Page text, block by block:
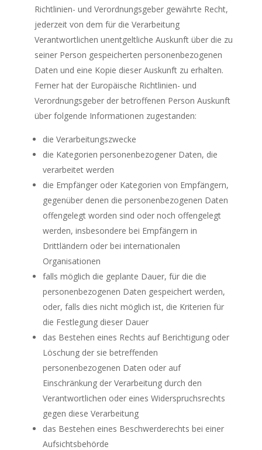
Richtlinien- und Verordnungsgeber gewährte Recht,
jederzeit von dem für die Verarbeitung
Verantwortlichen unentgeltliche Auskunft über die zu
seiner Person gespeicherten personenbezogenen
Daten und eine Kopie dieser Auskunft zu erhalten.
Ferner hat der Europäische Richtlinien- und
Verordnungsgeber der betroffenen Person Auskunft
über folgende Informationen zugestanden:
die Verarbeitungszwecke
die Kategorien personenbezogener Daten, die
verarbeitet werden
die Empfänger oder Kategorien von Empfängern,
gegenüber denen die personenbezogenen Daten
offengelegt worden sind oder noch offengelegt
werden, insbesondere bei Empfängern in
Drittländern oder bei internationalen
Organisationen
falls möglich die geplante Dauer, für die die
personenbezogenen Daten gespeichert werden,
oder, falls dies nicht möglich ist, die Kriterien für
die Festlegung dieser Dauer
das Bestehen eines Rechts auf Berichtigung oder
Löschung der sie betreffenden
personenbezogenen Daten oder auf
Einschränkung der Verarbeitung durch den
Verantwortlichen oder eines Widerspruchsrechts
gegen diese Verarbeitung
das Bestehen eines Beschwerderechts bei einer
Aufsichtsbehörde